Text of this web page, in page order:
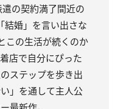
の契約満了間近の
結婚」を言い出さな
この生活が続くのか
店で自分にぴった
ステップを歩き出
」を通して主人公